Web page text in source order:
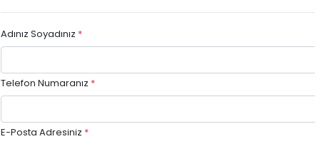
Adınız Soyadınız *
Telefon Numaranız *
E-Posta Adresiniz *